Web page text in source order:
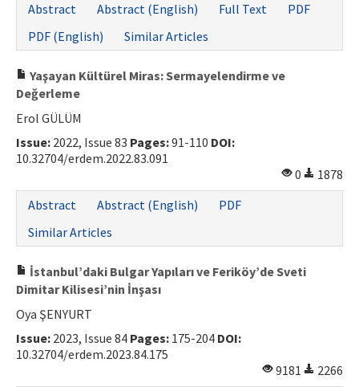
Abstract
Abstract (English) Full Text
PDF
PDF (English)
Similar Articles
Yaşayan Kültürel Miras: Sermayelendirme ve
Değerleme
Erol GÜLÜM
Issue: 2022, Issue 83 Pages:91-110 DOI:
10.32704/erdem.2022.83.091
0
1878
Abstract
Abstract (English)
PDF
Similar Articles
İstanbul’daki Bulgar Yapıları ve Feriköy’de Sveti
Dimitar Kilisesi’nin İnşası
Oya ŞENYURT
Issue: 2023, Issue 84 Pages: 175-204 DOI:
10.32704/erdem.2023.84.175
9181
2266